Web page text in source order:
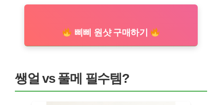
삐삐 원샷 구매하기
쌩얼 vs 풀메 필수템?